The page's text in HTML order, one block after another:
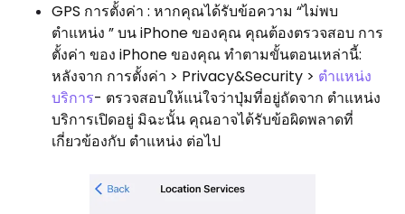
GPS การตั้งค่า : หากคุณได้รับข้อความ “ไม่พบ
ตำแหน่ง ” บน iPhone ของคุณ คุณต้องตรวจสอบ การ
ตั้งค่า ของ iPhone ของคุณ ทำตามขั้นตอนเหล่านี้:
หลังจาก การตั้งค่า > Privacy&Security > ตำแหน่ง
บริการ- ตรวจสอบให้แน่ใจว่าปุ่มที่อยู่ถัดจาก ตำแหน่ง
บริการเปิดอยู่ มิฉะนั้น คุณอาจได้รับข้อผิดพลาดที่
เกี่ยวข้องกับ ตำแหน่ง ต่อไป